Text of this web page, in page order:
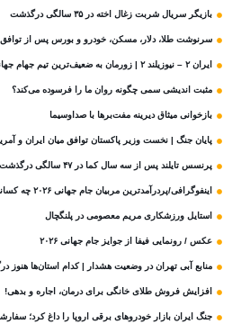
بازیگر سریال شربت زغال‌ اخته در ۳۵ سالگی درگذشت
سرنوشت طلا، دلار، مسکن، خودرو و بورس پس از توافق
ایران ۲ – نیوزیلند ۲ | زورمان به ضعیف‌ترین تیم جهام جهانی نرسید!
مثبت‌ اندیشی سمی چگونه روان ما را فرسوده می‌کند؟
بازخوانی میثاق دیرینه مفت‌برها با صداوسیما
پایان جنگ | نخست وزیر پاکستان توافق میان ایران و
پرنسس تایلند پس از سه سال کما در ۴۷ سالگی درگذشت!
اینفوگرافی/پردرآمدترین مربیان جام جهانی ۲۰۲۶ چه کسانی هستند؟
استایل ورزشکاری مریم معصومی در پلنگچال
عکس / رونمایی فیفا از جوایز جام جهانی ۲۰۲۶
منابع آبی تهران در وضعیت هشدار | کدام استان‌ها هنوز
افزایش فروش طلای خانگی برای درمان، اجاره و بدهی!
جنگ ایران بازار خودروهای برقی اروپا را داغ کرد؛ سفارشات رنو ۵۰ درصد